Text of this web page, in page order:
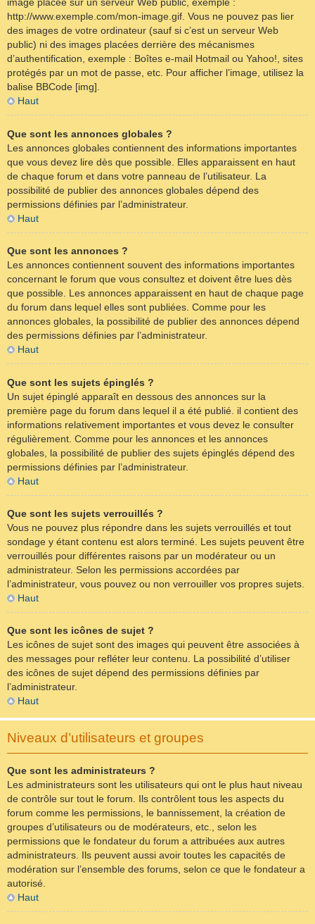
image placée sur un serveur Web public, exemple :
http://www.exemple.com/mon-image.gif. Vous ne pouvez pas lier
des images de votre ordinateur (sauf si c’est un serveur Web
public) ni des images placées derrière des mécanismes
d’authentification, exemple : Boîtes e-mail Hotmail ou Yahoo!, sites
protégés par un mot de passe, etc. Pour afficher l’image, utilisez la
balise BBCode [img].
Haut
Que sont les annonces globales ?
Les annonces globales contiennent des informations importantes
que vous devez lire dès que possible. Elles apparaissent en haut
de chaque forum et dans votre panneau de l’utilisateur. La
possibilité de publier des annonces globales dépend des
permissions définies par l’administrateur.
Haut
Que sont les annonces ?
Les annonces contiennent souvent des informations importantes
concernant le forum que vous consultez et doivent être lues dès
que possible. Les annonces apparaissent en haut de chaque page
du forum dans lequel elles sont publiées. Comme pour les
annonces globales, la possibilité de publier des annonces dépend
des permissions définies par l’administrateur.
Haut
Que sont les sujets épinglés ?
Un sujet épinglé apparaît en dessous des annonces sur la
première page du forum dans lequel il a été publié. il contient des
informations relativement importantes et vous devez le consulter
régulièrement. Comme pour les annonces et les annonces
globales, la possibilité de publier des sujets épinglés dépend des
permissions définies par l’administrateur.
Haut
Que sont les sujets verrouillés ?
Vous ne pouvez plus répondre dans les sujets verrouillés et tout
sondage y étant contenu est alors terminé. Les sujets peuvent être
verrouillés pour différentes raisons par un modérateur ou un
administrateur. Selon les permissions accordées par
l’administrateur, vous pouvez ou non verrouiller vos propres sujets.
Haut
Que sont les icônes de sujet ?
Les icônes de sujet sont des images qui peuvent être associées à
des messages pour refléter leur contenu. La possibilité d’utiliser
des icônes de sujet dépend des permissions définies par
l’administrateur.
Haut
Niveaux d’utilisateurs et groupes
Que sont les administrateurs ?
Les administrateurs sont les utilisateurs qui ont le plus haut niveau
de contrôle sur tout le forum. Ils contrôlent tous les aspects du
forum comme les permissions, le bannissement, la création de
groupes d’utilisateurs ou de modérateurs, etc., selon les
permissions que le fondateur du forum a attribuées aux autres
administrateurs. Ils peuvent aussi avoir toutes les capacités de
modération sur l’ensemble des forums, selon ce que le fondateur a
autorisé.
Haut